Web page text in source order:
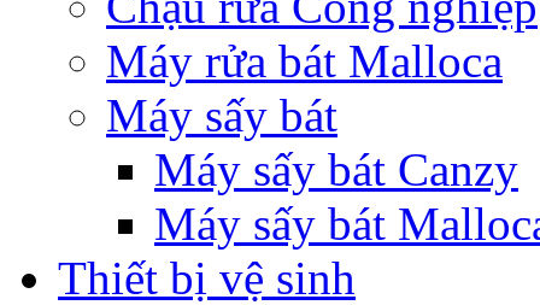
Máy rửa bát Malloca
Máy sấy bát
Máy sấy bát Canzy
Máy sấy bát
Thiết bị vệ sinh